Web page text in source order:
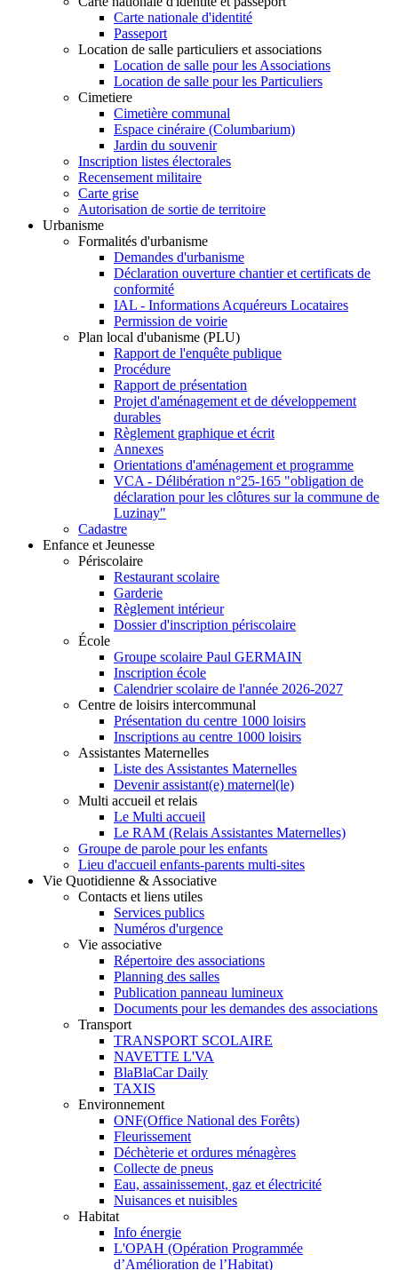
Carte nationale d'identité
Passeport
Location de salle particuliers et associations
Location de salle pour les Associations
Location de salle pour les Particuliers
Cimetiere
Cimetière communal
Espace cinéraire (Columbarium)
Jardin du souvenir
Inscription listes électorales
Recensement militaire
Carte grise
Autorisation de sortie de territoire
Urbanisme
Formalités d'urbanisme
Demandes d'urbanisme
Déclaration ouverture chantier et certificats de
conformité
IAL - Informations Acquéreurs Locataires
Permission de voirie
Plan local d'ubanisme (PLU)
Rapport de l'enquête publique
Procédure
Rapport de présentation
Projet d'aménagement et de développement
durables
Règlement graphique et écrit
Annexes
Orientations d'aménagement et programme
VCA - Délibération n°25-165 "obligation de
déclaration pour les clôtures sur la commune de
Luzinay"
Cadastre
Enfance et Jeunesse
Périscolaire
Restaurant scolaire
Garderie
Règlement intérieur
Dossier d'inscription périscolaire
École
Groupe scolaire Paul GERMAIN
Inscription école
Calendrier scolaire de l'année 2026-2027
Centre de loisirs intercommunal
Présentation du centre 1000 loisirs
Inscriptions au centre 1000 loisirs
Assistantes Maternelles
Liste des Assistantes Maternelles
Devenir assistant(e) maternel(le)
Multi accueil et relais
Le Multi accueil
Le RAM (Relais Assistantes Maternelles)
Groupe de parole pour les enfants
Lieu d'accueil enfants-parents multi-sites
Vie Quotidienne & Associative
Contacts et liens utiles
Services publics
Numéros d'urgence
Vie associative
Répertoire des associations
Planning des salles
Publication panneau lumineux
Documents pour les demandes des associations
Transport
TRANSPORT SCOLAIRE
NAVETTE L'VA
BlaBlaCar Daily
TAXIS
Environnement
ONF(Office National des Forêts)
Fleurissement
Déchèterie et ordures ménagères
Collecte de pneus
Eau, assainissement, gaz et électricité
Nuisances et nuisibles
Habitat
Info énergie
L'OPAH (Opération Programmée
d’Amélioration de l’Habitat)